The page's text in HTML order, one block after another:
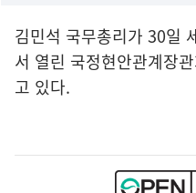
김민석 국무총리가 30일
서 열린 국정현안관계장
고 있다.